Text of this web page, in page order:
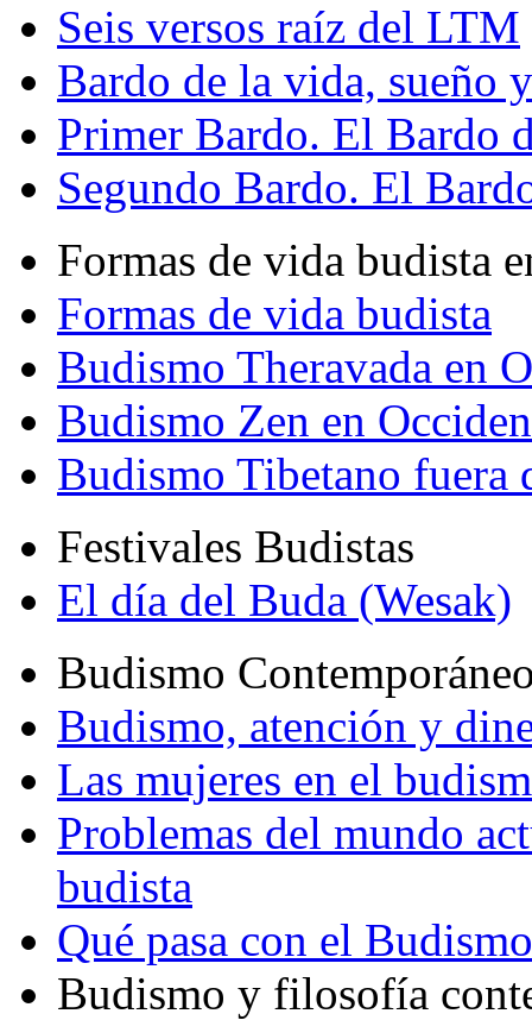
Seis versos raíz del LTM
Bardo de la vida, sueño
Primer Bardo. El Bardo
Segundo Bardo. El
Formas de vida budista
Formas de vida budista
Budismo Theravada en
Budismo Zen en
Budismo Tibetano fuera
Festivales Budistas
El día del Buda (Wesak)
Budismo
Budismo, atención y
Las mujeres en el
Problemas del mundo
budista
Qué pasa con el
Budismo y filosofía